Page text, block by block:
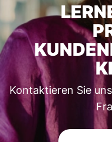
Kontaktieren Sie